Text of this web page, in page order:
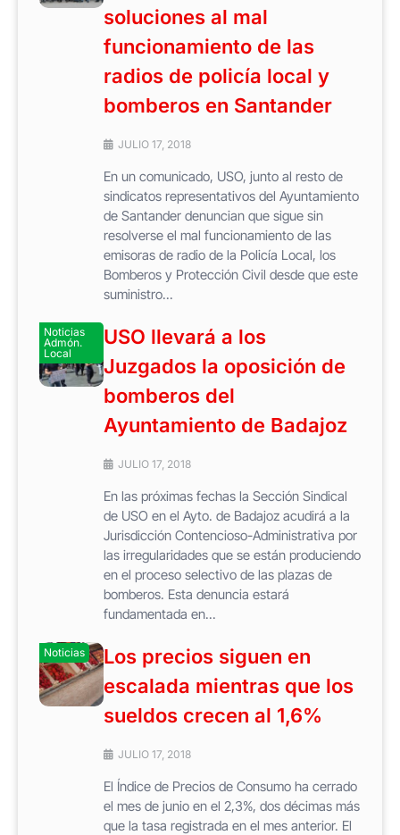
soluciones al mal
funcionamiento de las
radios de policía local y
bomberos en Santander
JULIO 17, 2018
En un comunicado, USO, junto al resto de
sindicatos representativos del Ayuntamiento
de Santander denuncian que sigue sin
resolverse el mal funcionamiento de las
emisoras de radio de la Policía Local, los
Bomberos y Protección Civil desde que este
suministro...
Noticias
Admón.
Local
USO llevará a los
Juzgados la oposición de
bomberos del
Ayuntamiento de Badajoz
JULIO 17, 2018
En las próximas fechas la Sección Sindical
de USO en el Ayto. de Badajoz acudirá a la
Jurisdicción Contencioso-Administrativa por
las irregularidades que se están produciendo
en el proceso selectivo de las plazas de
bomberos. Esta denuncia estará
fundamentada en...
Noticias
Los precios siguen en
escalada mientras que los
sueldos crecen al 1,6%
JULIO 17, 2018
El Índice de Precios de Consumo ha cerrado
el mes de junio en el 2,3%, dos décimas más
que la tasa registrada en el mes anterior. El